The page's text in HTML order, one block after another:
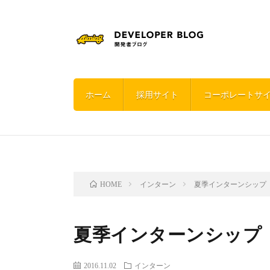
ホーム 採用サイト コーポレートサ
HOME インターン 夏季インターンシップ
夏季インターンシップ
2016.11.02 インターン